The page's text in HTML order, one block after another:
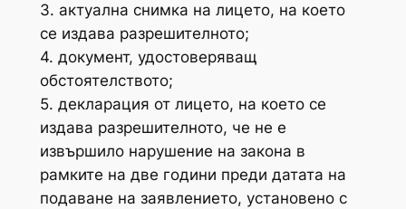
3. актуална снимка на лицето, на което
се издава разрешителното;
4. документ, удостоверяващ
обстоятелството;
5. декларация от лицето, на което се
издава разрешителното, че не е
извършило нарушение на закона в
рамките на две години преди датата на
подаване на заявлението, установено с